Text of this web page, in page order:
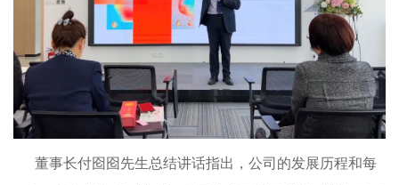
董事长付囵囵先生总结讲话指出，公司的发展历程和每